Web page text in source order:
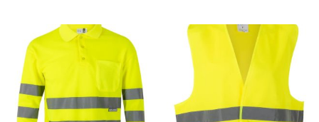
Rango de precios: desde 11,04 € hasta 12,69 €
Este producto tiene múltiples variantes.
Este